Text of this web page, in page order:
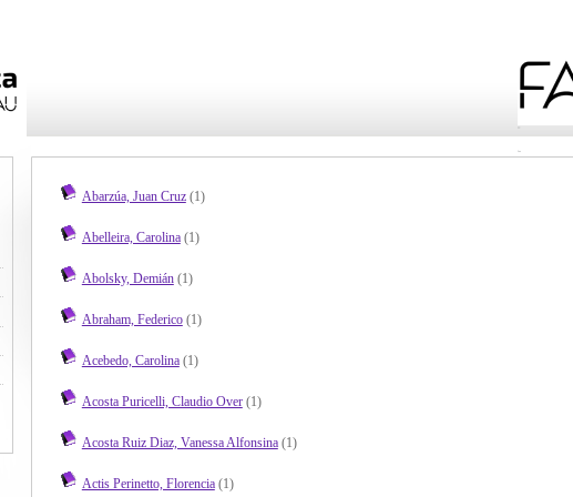
Abarzúa, Juan Cruz(1)
Abelleira, Carolina(1)
Abolsky, Demián(1)
Abraham, Federico(1)
Acebedo, Carolina(1)
Acosta Puricelli, Claudio Over(1)
Acosta Ruiz Diaz, Vanessa Alfonsina(1)
Actis Perinetto, Florencia(1)